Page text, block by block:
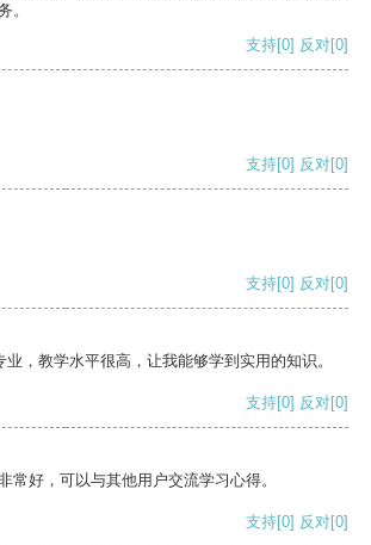
。
支持[0] 反对[0]
支持[0] 反对[0]
支持[0] 反对[0]
，教学水平很高，让我能够学到实用的知识。
支持[0] 反对[0]
常好，可以与其他用户交流学习心得。
支持[0] 反对[0]